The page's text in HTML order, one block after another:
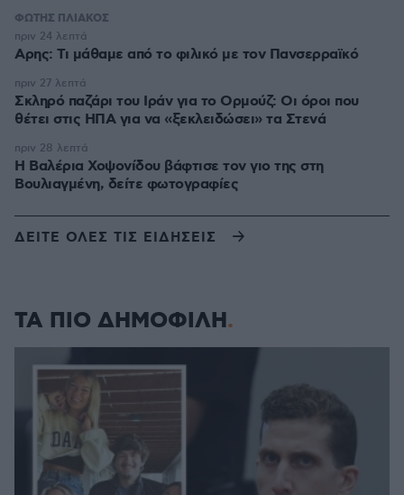
ΦΩΤΗΣ ΠΛΙΑΚΟΣ
Αρης: Τι μάθαμε από το φιλικό με τον Πανσερραϊκό
πριν 24 λεπτά
Σκληρό παζάρι του Ιράν για το Ορμούζ: Οι όροι που
θέτει στις ΗΠΑ για να «ξεκλειδώσει» τα Στενά
πριν 27 λεπτά
Η Βαλέρια Χοψονίδου βάφτισε τον γιο της στη
Βουλιαγμένη, δείτε φωτογραφίες
πριν 28 λεπτά
ΔΕΙΤΕ ΟΛΕΣ ΤΙΣ ΕΙΔΗΣΕΙΣ
ΤΑ ΠΙΟ ΔΗΜΟΦΙΛΗ